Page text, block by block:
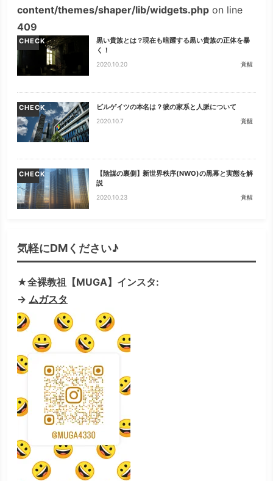
content/themes/shaper/lib/widgets.php on line
409
CHECK
黒い貴族とは？現在も暗躍する黒い貴族の正体を暴
く！
2020.10.20 覚醒
CHECK ビルゲイツの本名は？彼の家系と人脈について
2020.10.7 覚醒
CHECK
【陰謀の裏側】新世界秩序(NWO)の黒幕と実態を解
説
2020.10.23 覚醒
気軽にDMください♪
★全裸教祖【MUGA】インスタ:
→ ムガスタ